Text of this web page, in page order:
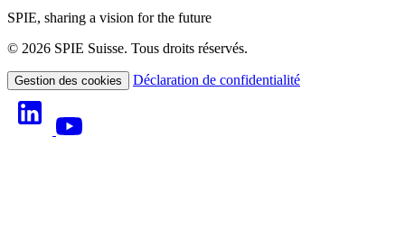
SPIE, sharing a vision for the future
© 2026 SPIE Suisse. Tous droits réservés.
Gestion des cookies Déclaration de confidentialité